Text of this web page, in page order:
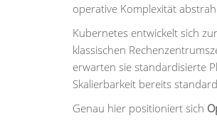
operative Komplexität
Kubernetes entwickelt sich
klassischen
erwarten sie standardisierte
Skalierbarkeit bereits
Genau hier positioniert sich